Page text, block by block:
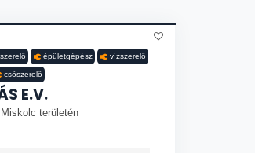
épületgépész vízszerelő
csőszerelő
E.V.
területén